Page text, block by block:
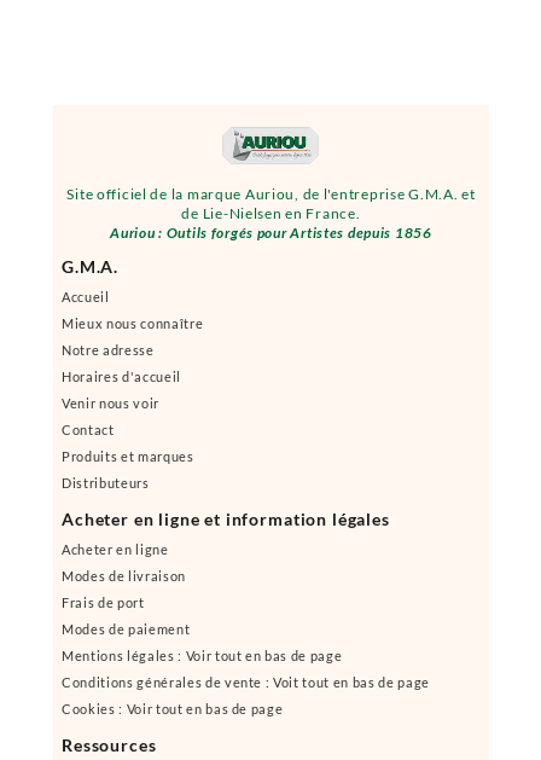
Site officiel de la marque Auriou, de l'entreprise G.M.A. et
de Lie-Nielsen en France.
Auriou : Outils forgés pour Artistes depuis 1856
G.M.A.
Accueil
Mieux nous connaître
Notre adresse
Horaires d'accueil
Venir nous voir
Contact
Produits et marques
Distributeurs
Acheter en ligne et information légales
Acheter en ligne
Modes de livraison
Frais de port
Modes de paiement
Mentions légales : Voir tout en bas de page
Conditions générales de vente : Voit tout en bas de page
Cookies : Voir tout en bas de page
Ressources